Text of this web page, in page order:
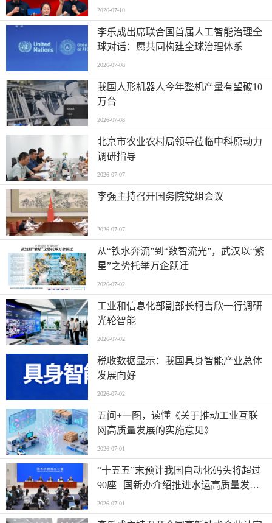
者见面会
2026-07-10
李乐成出席联合国首届人工智能治理全
球对话：愿共同构建全球治理体系
2026-07-08
我国人形机器人今年整机产量有望破10
万台
2026-07-08
北京市农业农村局领导莅临中科原动力
调研指导
2026-07-07
李强主持召开国务院党组会议
2026-07-07
从“铁水奔流”到“数智流光”，武汉以“繁
星”之势托举万企跃迁
2026-07-02
工业和信息化部副部长柯吉欣一行调研
光轮智能
2026-07-02
税收数据显示：我国具身智能产业总体
发展向好
2026-07-02
五问+一图，读懂《关于推动工业互联
网高质量发展的实施意见》
2026-07-01
“十五五”末预计我国自动化码头将超过
90座 | 国新办介绍推进水运高质量发展
有关情况
2026-07-01